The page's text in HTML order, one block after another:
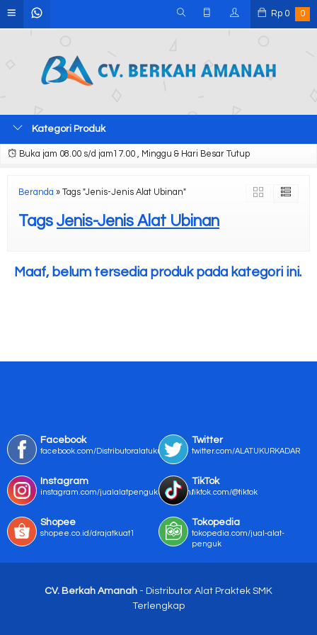
Rp 0 0
Kategori Produk
Buka jam 08.00 s/d jam17.00 , Minggu & Hari Besar Tutup
Beranda » Tags "Jenis-Jenis Alat Ubinan"
Tags Jenis-Jenis Alat Ubinan
Maaf, belum tersedia produk pada kategori ini.
Facebook
facebook.com/Distributoralatukur
Twitter
twitter.com/ALATUKURKADAR
Instagram
instagram.com/jualalatpengukurmurah/
TikTok
tiktok.com/@tiktok
Shopee
shopee.co.id/drajatkuat1
Tokopedia
tokopedia.com/jual-alat-
penguk
CV. Berkah Amanah - Distributor Alat Praktek SMK
Terlengkap